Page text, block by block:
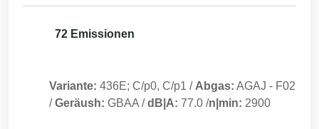
72 Emissionen
Variante: 436E; C/p0, C/p1 / Abgas: AGAJ - F02
/Geräush: GBAA /dB|A: 77.0 /n|min: 2900